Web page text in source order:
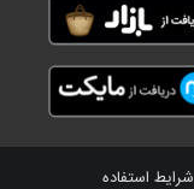
شرایط استفاده